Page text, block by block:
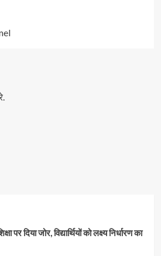
पर दिया जोर, विद्यार्थियों को लक्ष्य निर्धारण का